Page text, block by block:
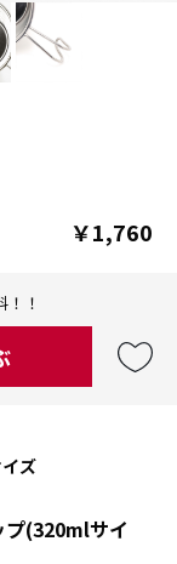
￥1,760
！
ズ
プ(320mlサイ